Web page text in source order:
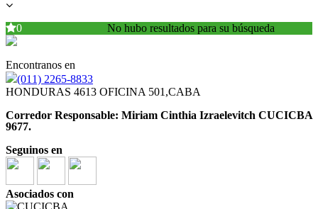
No hubo resultados para su búsqueda
0
Encontranos en
(011) 2265-8833
HONDURAS 4613 OFICINA 501,CABA
Corredor Responsable: Miriam Cinthia Izraelevitch CUCICBA
9677.
Seguinos en
Asociados con